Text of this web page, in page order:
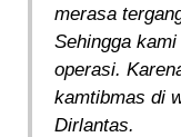
merasa
Sehingga
operasi.
kamtibmas di
Dirlantas.